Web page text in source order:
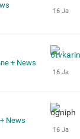
+ News
News